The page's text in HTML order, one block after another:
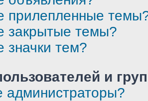
прилепленные
закрытые темы?
значки тем?
и
администраторы?